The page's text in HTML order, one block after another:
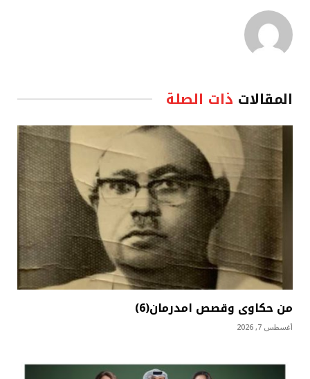
المقالات ذات الصلة
من حكاوى وقصص امدرمان(6)
أغسطس 7, 2026